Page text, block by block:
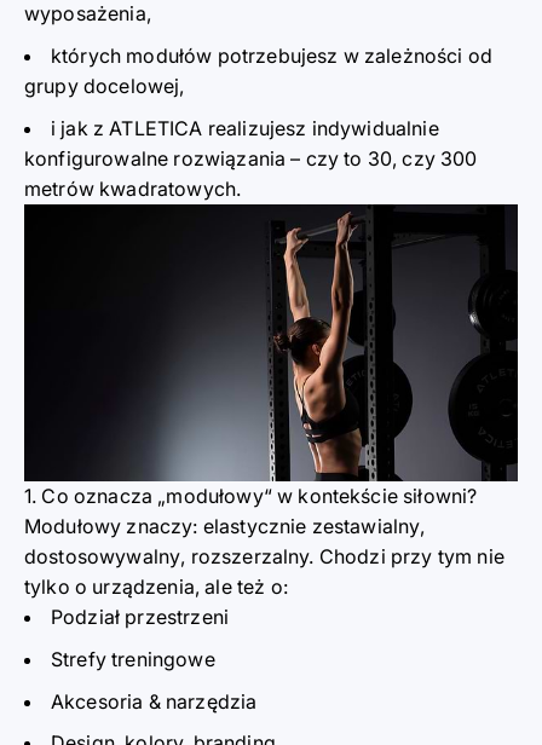
wyposażenia,
których modułów potrzebujesz w zależności od
grupy docelowej,
i jak z ATLETICA realizujesz indywidualnie
konfigurowalne rozwiązania– czy to 30, czy 300
metrów kwadratowych.
1. Co oznacza „modułowy“ w kontekście siłowni?
Modułowy znaczy: elastycznie zestawialny,
dostosowywalny, rozszerzalny. Chodzi przy tym nie
tylko o urządzenia, ale też o:
Podział przestrzeni
Strefy treningowe
Akcesoria & narzędzia